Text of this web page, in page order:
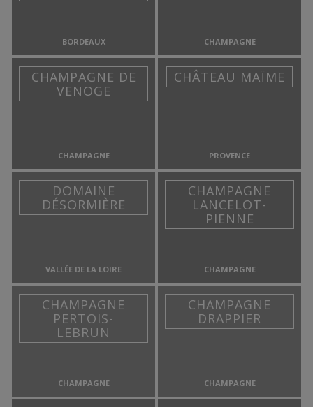
BORDEAUX CHAMPAGNE
CHAMPAGNE DE
VENOGE
CHAMPAGNE
CHÂTEAU MAÏME
PROVENCE
DOMAINE
DÉSORMIÈRE
VALLÉE DE LA LOIRE
CHAMPAGNE
LANCELOT-
PIENNE
CHAMPAGNE
CHAMPAGNE
PERTOIS-
LEBRUN
CHAMPAGNE
CHAMPAGNE
DRAPPIER
CHAMPAGNE